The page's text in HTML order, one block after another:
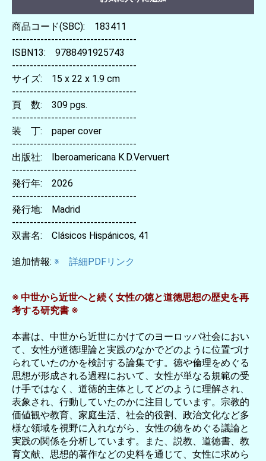
商品コード(SBC): 183411
-----------------------------------
ISBN13: 9788491925743
-----------------------------------
サイズ: 15 x 22 x 1.9 cm
-----------------------------------
頁 数: 309 pgs.
-----------------------------------
装 丁: paper cover
-----------------------------------
出版社: Iberoamericana K.D.Vervuert
-----------------------------------
発行年: 2026
-----------------------------------
発行地: Madrid
-----------------------------------
双書名: Clásicos Hispánicos, 41
追加情報: ※ 詳細PDFリンク
※ 中世から近世へと続く女性の徳と道徳思想の歴史を再
考する研究書 ※
本書は、中世から近世にかけてのヨーロッパ社会におい
て、女性が道徳理論と実践のなかでどのように位置づけ
られていたのかを検討する論集です。徳や倫理をめぐる
思想が形成される過程において、女性が単なる規範の受
け手ではなく、道徳的主体としてどのように理解され、
表象され、行動していたのかに注目しています。宗教的
価値観や教育、家庭生活、社会的役割、政治文化など多
様な領域を視野に入れながら、女性の徳をめぐる議論と
実践の関係を分析しています。また、説教、道徳書、教
育文献、思想的著作などの史料を通じて、女性に求めら